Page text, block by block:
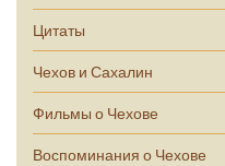
Цитаты
Чехов и Сахалин
Фильмы о Чехове
Воспоминания о Чехове